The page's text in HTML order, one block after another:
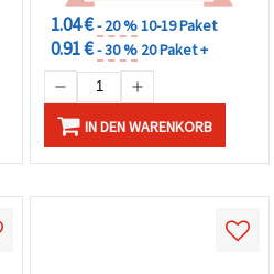
1.04 €- 20 %10-19 Paket
0.91 €- 30 % 20 Paket +
IN DEN WARENKORB